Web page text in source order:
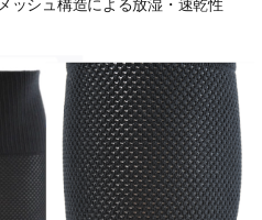
メッシュ構造による放湿・速乾性